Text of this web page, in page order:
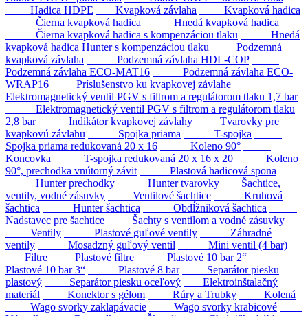
Hadica HDPE
Kvapková závlaha
Kvapková hadica
Čierna kvapková hadica
Hnedá kvapková hadica
Čierna kvapková hadica s kompenzáciou tlaku
Hnedá
kvapková hadica Hunter s kompenzáciou tlaku
Podzemná
kvapková závlaha
Podzemná závlaha HDL-COP
Podzemná závlaha ECO-MAT16
Podzemná závlaha ECO-
WRAP16
Príslušenstvo ku kvapkovej závlahe
Elektromagnetický ventil PGV s filtrom a regulátorom tlaku 1,7 bar
Elektromagnetický ventil PGV s filtrom a regulátorom tlaku
2,8 bar
Indikátor kvapkovej závlahy
Tvarovky pre
kvapkovú závlahu
Spojka priama
T-spojka
Spojka priama redukovaná 20 x 16
Koleno 90°
Koncovka
T-spojka redukovaná 20 x 16 x 20
Koleno
90°, prechodka vnútorný závit
Plastová hadicová spona
Hunter prechodky
Hunter tvarovky
Šachtice,
ventily, vodné zásuvky
Ventilové šachtice
Kruhová
šachtica
Hunter šachtica
Obdĺžniková šachtica
Nadstavec pre šachtice
Šachty s ventilom a vodné zásuvky
Ventily
Plastové guľové ventily
Záhradné
ventily
Mosadzný guľový ventil
Mini ventil (4 bar)
Filtre
Plastové filtre
Plastové 10 bar 2“
Plastové 10 bar 3“
Plastové 8 bar
Separátor piesku
plastový
Separátor piesku oceľový
Elektroinštalačný
materiál
Konektor s gélom Rúry a Trubky
Kolená
Wago svorky zaklapávacie
Wago svorky krabicové